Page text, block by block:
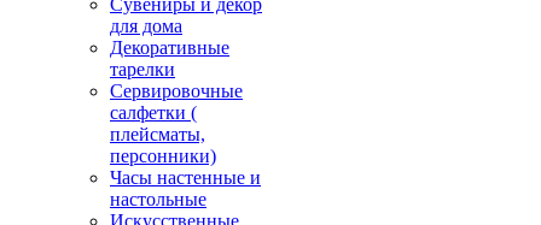
Сувениры и декор
для дома
Декоративные
тарелки
Сервировочные
салфетки (
плейсматы,
персонники)
Часы настенные и
настольные
Искусственные